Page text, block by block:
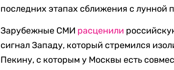
последних этапах сближения с лунной
Зарубежные СМИ расценили
сигнал Западу, который стремился
Пекину, с которым у Москвы есть